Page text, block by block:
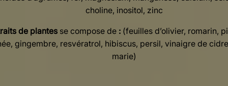
choline, inositol, zinc
de plantes se compose de : (feuilles d’olivier, romarin,
gingembre, resvératrol, hibiscus, persil, vinaigre de
marie)